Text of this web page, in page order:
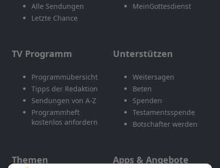
Alle Sendungen
Letzte Chance
MeinGottesdienst
TV Programm
Programmübersicht
Tipps der Redaktion
Sendungen von A-Z
Programmheft
kostenlos anfordern
Unterstützen
Weitersagen
Beten
Spenden
Testamentsspende
Botschafter werden
Themen Apps & Angebote